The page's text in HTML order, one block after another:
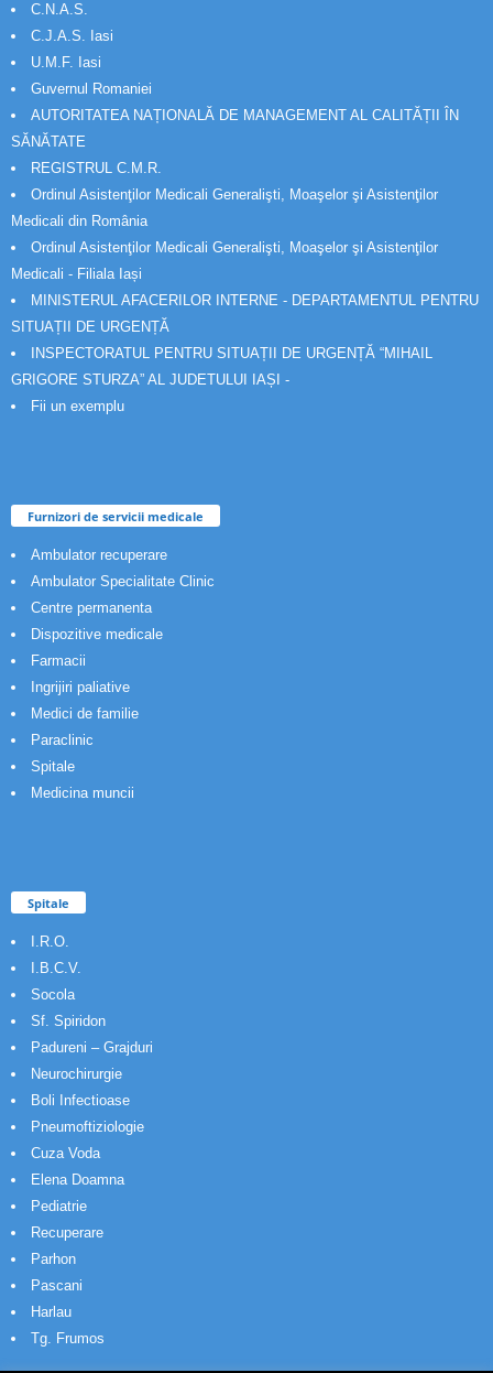
C.N.A.S.
C.J.A.S. Iasi
U.M.F. Iasi
Guvernul Romaniei
AUTORITATEA NAȚIONALĂ DE MANAGEMENT AL CALITĂȚII ÎN
SĂNĂTATE
REGISTRUL C.M.R.
Ordinul Asistenţilor Medicali Generalişti, Moaşelor şi Asistenţilor
Medicali din România
Ordinul Asistenţilor Medicali Generalişti, Moaşelor şi Asistenţilor
Medicali - Filiala Iași
MINISTERUL AFACERILOR INTERNE - DEPARTAMENTUL PENTRU
SITUAȚII DE URGENȚĂ
INSPECTORATUL PENTRU SITUAȚII DE URGENȚĂ “MIHAIL
GRIGORE STURZA” AL JUDETULUI IAȘI -
Fii un exemplu
Furnizori de servicii medicale
Ambulator recuperare
Ambulator Specialitate Clinic
Centre permanenta
Dispozitive medicale
Farmacii
Ingrijiri paliative
Medici de familie
Paraclinic
Spitale
Medicina muncii
Spitale
I.R.O.
I.B.C.V.
Socola
Sf. Spiridon
Padureni – Grajduri
Neurochirurgie
Boli Infectioase
Pneumoftiziologie
Cuza Voda
Elena Doamna
Pediatrie
Recuperare
Parhon
Pascani
Harlau
Tg. Frumos